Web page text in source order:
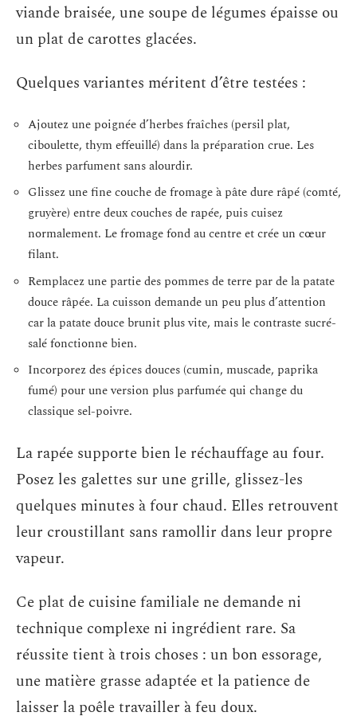
viande braisée, une soupe de légumes épaisse ou
un plat de carottes glacées.
Quelques variantes méritent d’être testées :
Ajoutez une poignée d’herbes fraîches (persil plat,
ciboulette, thym effeuillé) dans la préparation crue. Les
herbes parfument sans alourdir.
Glissez une fine couche de fromage à pâte dure râpé (comté,
gruyère) entre deux couches de rapée, puis cuisez
normalement. Le fromage fond au centre et crée un cœur
filant.
Remplacez une partie des pommes de terre par de la patate
douce râpée. La cuisson demande un peu plus d’attention
car la patate douce brunit plus vite, mais le contraste sucré-
salé fonctionne bien.
Incorporez des épices douces (cumin, muscade, paprika
fumé) pour une version plus parfumée qui change du
classique sel-poivre.
La rapée supporte bien le réchauffage au four.
Posez les galettes sur une grille, glissez-les
quelques minutes à four chaud. Elles retrouvent
leur croustillant sans ramollir dans leur propre
vapeur.
Ce plat de cuisine familiale ne demande ni
technique complexe ni ingrédient rare. Sa
réussite tient à trois choses : un bon essorage,
une matière grasse adaptée et la patience de
laisser la poêle travailler à feu doux.